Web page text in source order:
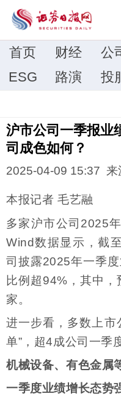
首页 财经 公
ESG
路演 投
沪市公司一季报业
司成色如何？
2025-04-09 15:37 来
本报记者 毛艺融
多家沪市公司2025
Wind数据显示，截
司披露2025年一季
比例超94%，其中
家。
进一步看，多数上市
单”，超4成公司一季
机械设备、有色金属
一季度业绩增长态势